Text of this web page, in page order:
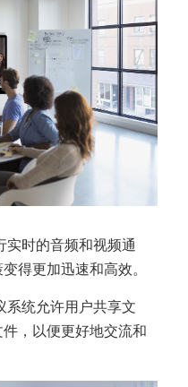
实时的音频和视频通
得更加迅速和高效。
系统允许用户共享文
，以便更好地交流和